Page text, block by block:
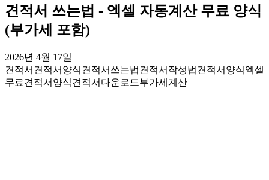
견적서 쓰는법 - 엑셀 자동계산 무료 양식
(부가세 포함)
2026년 4월 17일
견적서 견적서양식견적서쓰는법견적서작성법견적서양식엑셀
무료견적서양식견적서다운로드부가세계산